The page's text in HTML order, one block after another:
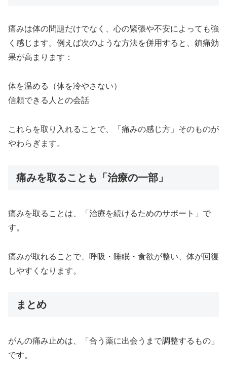
痛みは体の問題だけでなく、心の緊張や不安によっても強
く感じます。例えば次のような方法を併用すると、鎮痛効
果が高まります：
体を温める（体を冷やさない）
信頼できる人との会話
これらを取り入れることで、「痛みの感じ方」そのものが
やわらぎます。
痛みを取ることも「治療の一部」
痛みを取ることは、「治療を続けるためのサポート」で
す。
痛みが取れることで、呼吸・睡眠・食欲が整い、体が回復
しやすくなります。
まとめ
がんの痛み止めは、「合う薬に出会うまで調整するもの」
です。